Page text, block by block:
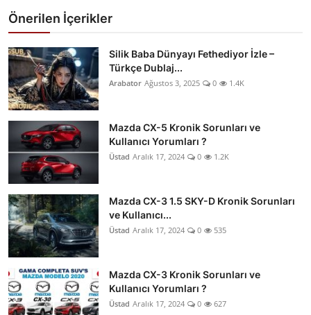
Önerilen İçerikler
Silik Baba Dünyayı Fethediyor İzle –
Türkçe Dublaj...
Arabator Ağustos 3, 2025 0 1.4K
Mazda CX-5 Kronik Sorunları ve
Kullanıcı Yorumları ?
Üstad Aralık 17, 2024 0 1.2K
Mazda CX-3 1.5 SKY-D Kronik Sorunları
ve Kullanıcı...
Üstad Aralık 17, 2024 0 535
Mazda CX-3 Kronik Sorunları ve
Kullanıcı Yorumları ?
Üstad Aralık 17, 2024 0 627